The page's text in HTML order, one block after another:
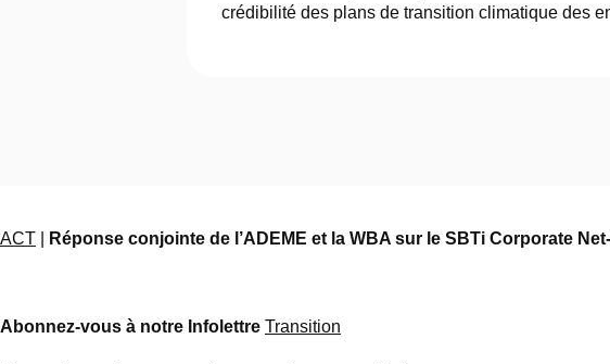
crédibilité des plans de transition climatique des
ACT Réponse conjointe de l’ADEME et la WBA sur le SBTi Corporate
Abonnez-vous à notre Infolettre Transition